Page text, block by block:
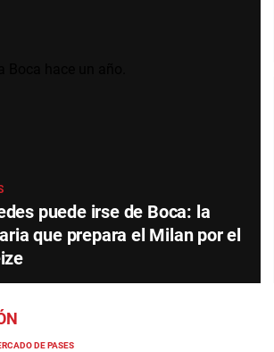
puede irse de Boca: la
que prepara el Milan por el
DE PASES